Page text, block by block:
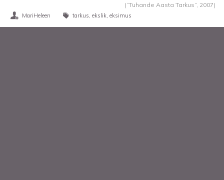
(“Tuhande Aasta Tarkus”, 2007)
MariHeleen tarkus ekslik eksimus